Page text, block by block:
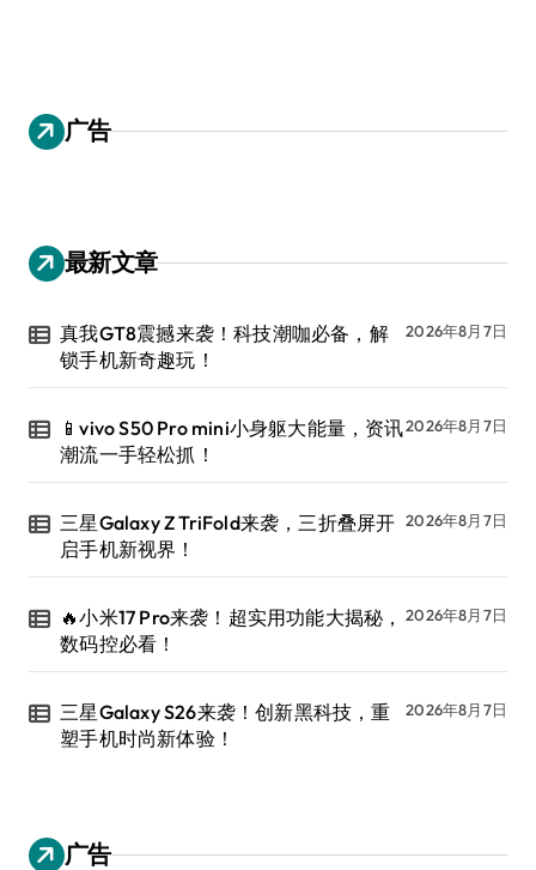
广告
最新文章
真我GT8震撼来袭！科技潮咖必备，解
锁手机新奇趣玩！
2026年8月7日
📱vivo S50 Pro mini小身躯大能量，资讯
潮流一手轻松抓！
2026年8月7日
三星Galaxy Z TriFold来袭，三折叠屏开
启手机新视界！
2026年8月7日
🔥小米17 Pro来袭！超实用功能大揭秘，
数码控必看！
2026年8月7日
三星Galaxy S26来袭！创新黑科技，重
塑手机时尚新体验！
2026年8月7日
广告